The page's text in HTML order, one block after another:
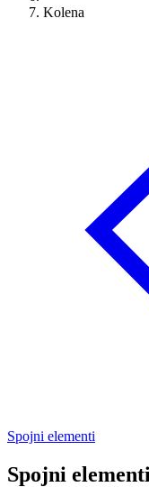
Kolena
Spojni elementi
Spojni elementi